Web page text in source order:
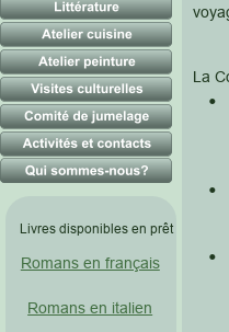
Romans en français
Romans en italien
Livres disponibles en prêt
La
•
•
•